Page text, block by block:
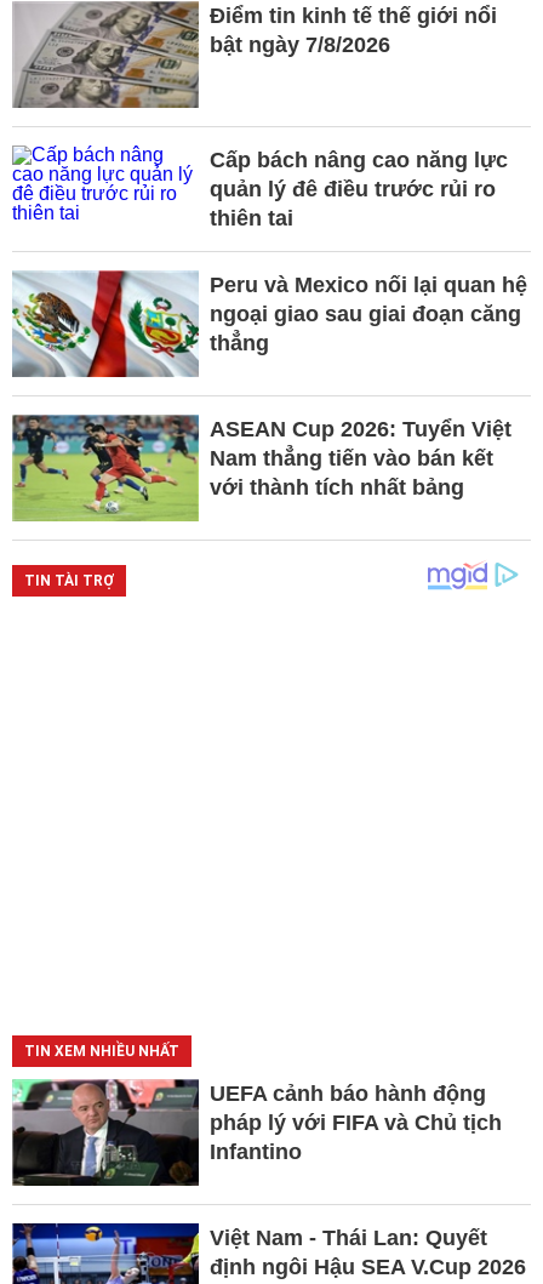
Điểm tin kinh tế thế giới nổi
bật ngày 7/8/2026
Cấp bách nâng cao năng lực
quản lý đê điều trước rủi ro
thiên tai
Peru và Mexico nối lại quan hệ
ngoại giao sau giai đoạn căng
thẳng
ASEAN Cup 2026: Tuyển Việt
Nam thẳng tiến vào bán kết
với thành tích nhất bảng
TIN XEM NHIỀU NHẤT
UEFA cảnh báo hành động
pháp lý với FIFA và Chủ tịch
Infantino
Việt Nam - Thái Lan: Quyết
định ngôi Hậu SEA V.Cup 2026